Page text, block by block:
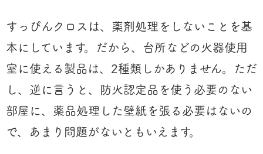
すっぴんクロスは、薬剤処理をしないことを基
本にしています。だから、台所などの火器使用
室に使える製品は、2種類しかありません。ただ
し、逆に言うと、防火認定品を使う必要のない
部屋に、薬品処理した壁紙を張る必要はないの
で、あまり問題がないともいえます。